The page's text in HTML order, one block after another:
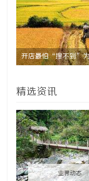
开店最怕“搜不到”
精选资讯
业界动态 |